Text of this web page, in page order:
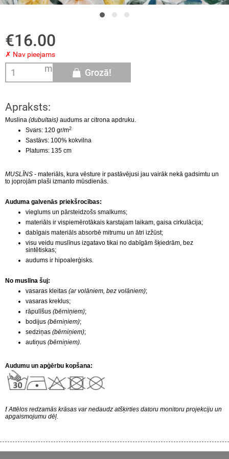
€16.00
✗ Nav pieejams
m Grozā!
Apraksts:
Muslina (dubultais) audums ar citrona apdruku.
Svars: 120 gr/m2
Sastāvs: 100% kokvilna
Platums: 135 cm
MUSLĪNS - materiāls, kura vēsture ir pastāvējusi jau vairāk nekā gadsimtu un
to joprojām plaši izmanto mūsdienās.
Auduma galvenās priekšrocības:
vieglums un pārsteidzošs smalkums;
materiāls ir vispiemērotākais karstajam laikam, gaisa cirkulācija;
dabīgais materiāls absorbē mitrumu un ātri izžūst;
visu veidu muslīnus izgatavo tikai no dabīgām šķiedrām, bez
sintētiskas;
audums ir hipoalerģisks.
No muslīna šuj:
vasaras kleitas (ar volāniem, bez volāniem);
vasaras kreklus;
rāpulīšus (bērniņiem);
bodijus (bērniņiem);
sedziņas (bērniņiem);
autiņus (bērniņiem).
Audumu un apģērbu kopšana:
!Attēlos redzamās krāsas var nedaudz atšķirties datoru monitoru projekciju un
apgaismojumu dēļ.
TRIKOTĀŽA
AUDUMI
AUDUMI
AUDUMI
GABALI / atgriezumi
❗️❗️❗️